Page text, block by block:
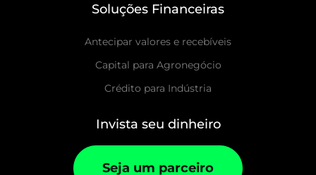
Soluções Financeiras
Antecipar valores e recebíveis
Capital para Agronegócio
Crédito para Indústria
Invista seu dinheiro
Seja um parceiro